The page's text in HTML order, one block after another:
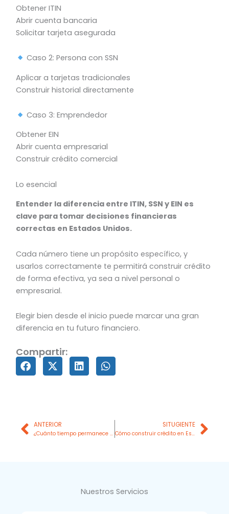
Obtener ITIN
Abrir cuenta bancaria
Solicitar tarjeta asegurada
Caso 2: Persona con SSN
Aplicar a tarjetas tradicionales
Construir historial directamente
Caso 3: Emprendedor
Obtener EIN
Abrir cuenta empresarial
Construir crédito comercial
Lo esencial
Entender la diferencia entre ITIN, SSN y EIN es
clave para tomar decisiones financieras
correctas en Estados Unidos.
Cada número tiene un propósito específico, y
usarlos correctamente te permitirá construir crédito
de forma efectiva, ya sea a nivel personal o
empresarial.
Elegir bien desde el inicio puede marcar una gran
diferencia en tu futuro financiero.
Compartir:
Prev
ANTERIOR
¿Cuánto tiempo permanece una deuda en el historial crediticio?
SITUGIENTE
Cómo construir crédito en Estados Unidos desde cero siendo inmigrante
Nuestros Servicios